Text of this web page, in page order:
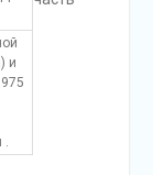
и
.